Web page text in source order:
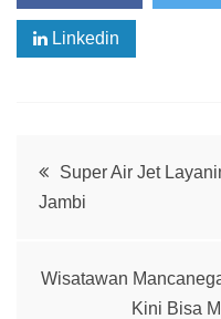
Linkedin
Post
Super Air Jet
Jambi
Wisatawan
Kini Bisa